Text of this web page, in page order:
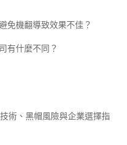
免機翻導致效果不佳？
有什麼不同？
術、黑帽風險與企業選擇指